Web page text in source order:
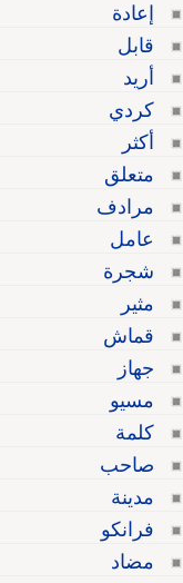
إعادة
قابل
أريد
كردي
أكثر
متعلق
مرادف
عامل
شجرة
مثير
قماش
جهاز
مسيو
كلمة
صاحب
مدينة
فرانكو
مضاد